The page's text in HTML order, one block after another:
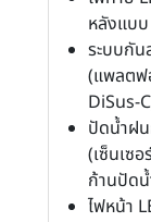
หลังแบ
ระบบกัน
(แพลตฟ
DiSus-
ปัดน้ำฝ
(เซ็นเซ
ก้านปัดน้
ไฟหน้า